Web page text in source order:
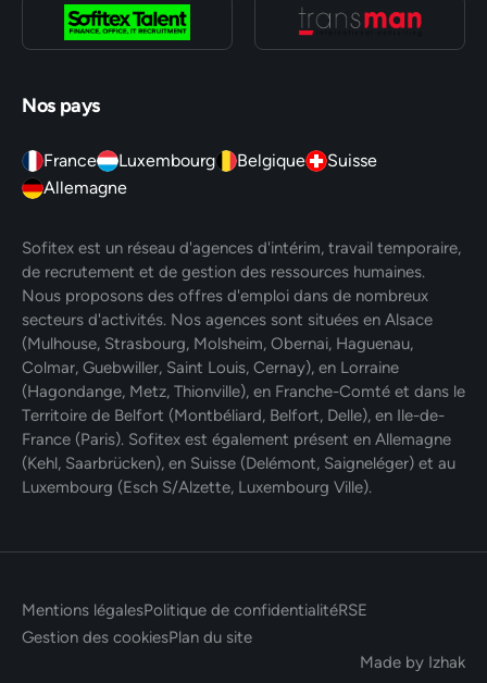
Nos pays
France Luxembourg Belgique
Suisse
Allemagne
Sofitex est un réseau d'agences d'intérim, travail temporaire,
de recrutement et de gestion des ressources humaines.
Nous proposons des offres d'emploi dans de nombreux
secteurs d'activités. Nos agences sont situées en Alsace
(Mulhouse, Strasbourg, Molsheim, Obernai, Haguenau,
Colmar, Guebwiller, Saint Louis, Cernay), en Lorraine
(Hagondange, Metz, Thionville), en Franche-Comté et dans le
Territoire de Belfort (Montbéliard, Belfort, Delle), en Ile-de-
France (Paris). Sofitex est également présent en Allemagne
(Kehl, Saarbrücken), en Suisse (Delémont, Saigneléger) et au
Luxembourg (Esch S/Alzette, Luxembourg Ville).
Mentions légalesPolitique de confidentialitéRSE
Gestion des cookiesPlan du site
Made by Izhak